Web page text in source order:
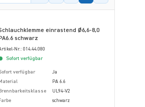
einrastend Ø6,6-8,0
PA6.6 schwarz
Nr.: 014.44.080
Sofort verfügbar
verfügbar
Ja
Material
PA 6.6
Brennbarkeitsklasse
UL94-V2
Farbe
schwarz